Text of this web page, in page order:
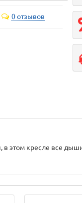
0 отзывов
в этом кресле все